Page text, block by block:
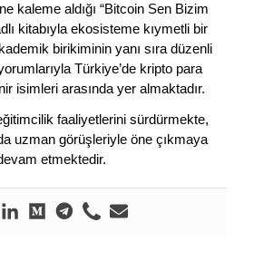
kaleme aldığı “Bitcoin Sen Bizim
kitabıyla ekosisteme kıymetli bir
birikiminin yanı sıra düzenli
Türkiye’de kripto para
isimleri arasında yer almaktadır.
faaliyetlerini sürdürmekte,
uzman görüşleriyle öne çıkmaya
etmektedir.